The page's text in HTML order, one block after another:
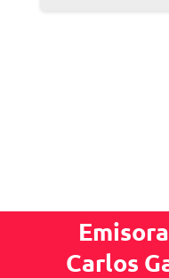
Carlos